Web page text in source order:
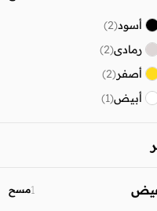
أسود(
2
)
رمادي(
2
)
أصفر(
2
)
أبيض(
1
)
1مسح